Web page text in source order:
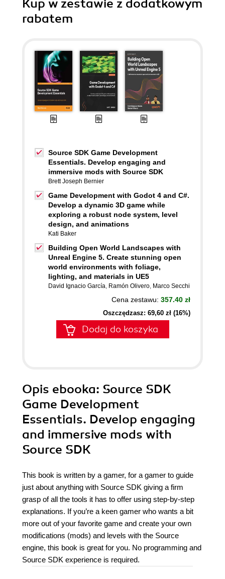
Kup w zestawie z dodatkowym
rabatem
Source SDK Game Development
Essentials. Develop engaging and
immersive mods with Source SDK
Brett Joseph Bernier
Game Development with Godot 4 and C#.
Develop a dynamic 3D game while
exploring a robust node system, level
design, and animations
Kati Baker
Building Open World Landscapes with
Unreal Engine 5. Create stunning open
world environments with foliage,
lighting, and materials in UE5
David Ignacio García, Ramón Olivero, Marco Secchi
Cena zestawu: 357.40 zł
Oszczędzasz: 69,60 zł (16%)
Dodaj do koszyka
Opis ebooka: Source SDK
Game Development
Essentials. Develop engaging
and immersive mods with
Source SDK
This book is written by a gamer, for a gamer to guide
just about anything with Source SDK giving a firm
grasp of all the tools it has to offer using step-by-step
explanations. If you’re a keen gamer who wants a bit
more out of your favorite game and create your own
modifications (mods) and levels with the Source
engine, this book is great for you. No programming and
Source SDK experience is required.